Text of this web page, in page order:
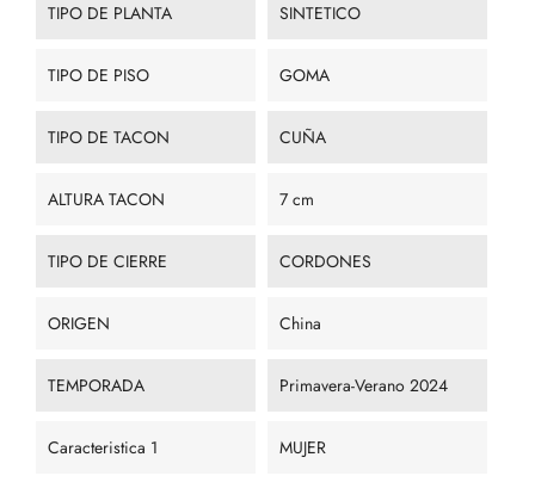
TIPO DE PLANTA SINTETICO
TIPO DE PISO GOMA
TIPO DE TACON CUÑA
ALTURA TACON 7 cm
TIPO DE CIERRE CORDONES
ORIGEN China
TEMPORADA Primavera-Verano 2024
Caracteristica 1 MUJER